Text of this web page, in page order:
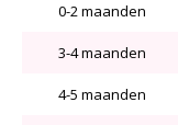
0-2 maanden
3-4 maanden
4-5 maanden